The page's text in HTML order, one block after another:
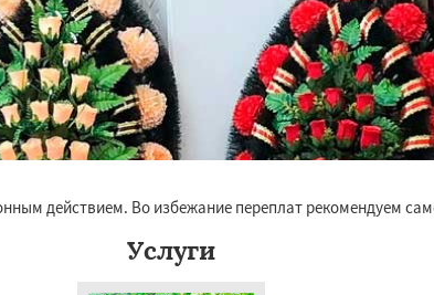
действием. Во избежание переплат рекомендуем
Услуги